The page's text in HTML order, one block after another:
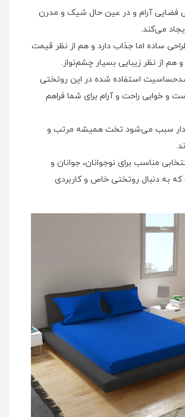
فضایی آرام و در عین حال شیک و مدرن
می‌کند.
ساده اما جذاب دارد و هم از نظر قیمت
هم از نظر زیبایی بسیار چشم‌نواز.
استفاده شده در این روتختی
و خوابی راحت و آرام برای شما فراهم
سبب می‌شود تخت همیشه مرتب و
مناسب برای نوجوانان، جوانان و
به دنبال روتختی خاص و کاربردی